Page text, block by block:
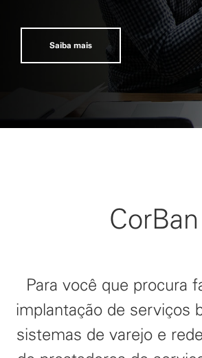
Saiba mais
CorBan
Para você que procura
implantação de serviços
sistemas de varejo e